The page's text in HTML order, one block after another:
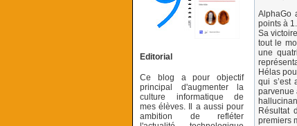
Editorial
Ce blog a pour objectif
principal d'augmenter la
culture informatique de
mes élèves. Il a aussi pour
ambition de refléter
AlphaGo
points à 1.
Sa
tout le
une
Hélas
qui s’est
parvenue
Résultat
premiers